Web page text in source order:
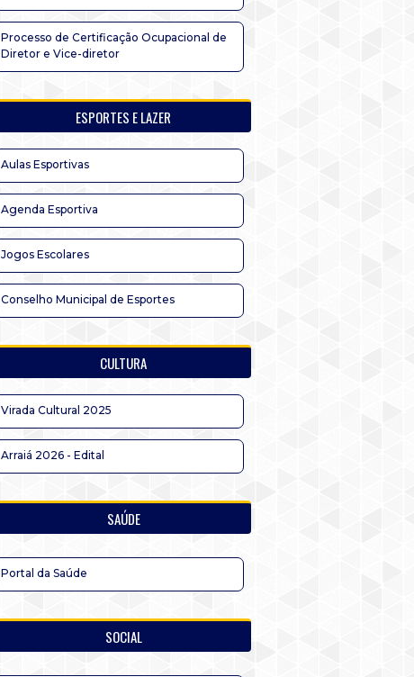
Processo de Certificação Ocupacional de
Diretor e Vice-diretor
ESPORTES E LAZER
Aulas Esportivas
Agenda Esportiva
Jogos Escolares
Conselho Municipal de Esportes
CULTURA
Virada Cultural 2025
Arraiá 2026 - Edital
SAÚDE
Portal da Saúde
SOCIAL